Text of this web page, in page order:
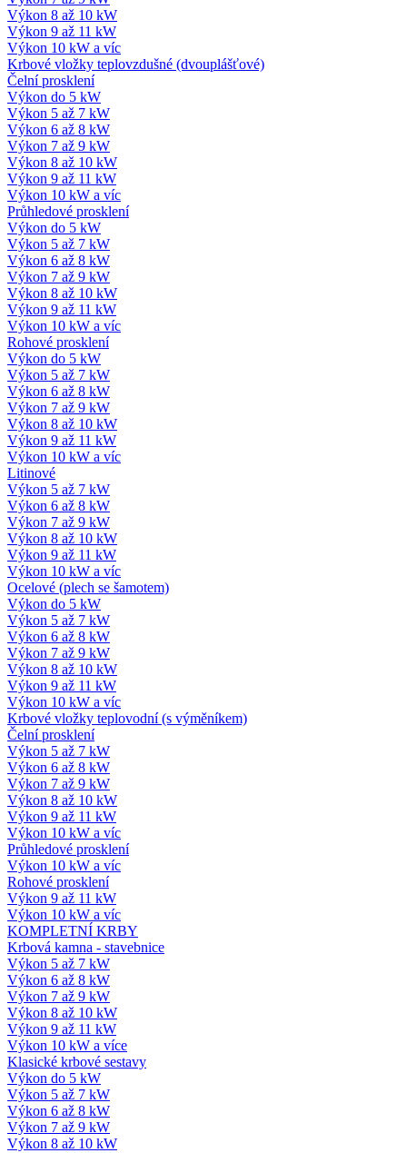
Výkon 8 až 10 kW
Výkon 9 až 11 kW
Výkon 10 kW a víc
Krbové vložky teplovzdušné (dvouplášťové)
Čelní prosklení
Výkon do 5 kW
Výkon 5 až 7 kW
Výkon 6 až 8 kW
Výkon 7 až 9 kW
Výkon 8 až 10 kW
Výkon 9 až 11 kW
Výkon 10 kW a víc
Průhledové prosklení
Výkon do 5 kW
Výkon 5 až 7 kW
Výkon 6 až 8 kW
Výkon 7 až 9 kW
Výkon 8 až 10 kW
Výkon 9 až 11 kW
Výkon 10 kW a víc
Rohové prosklení
Výkon do 5 kW
Výkon 5 až 7 kW
Výkon 6 až 8 kW
Výkon 7 až 9 kW
Výkon 8 až 10 kW
Výkon 9 až 11 kW
Výkon 10 kW a víc
Litinové
Výkon 5 až 7 kW
Výkon 6 až 8 kW
Výkon 7 až 9 kW
Výkon 8 až 10 kW
Výkon 9 až 11 kW
Výkon 10 kW a víc
Ocelové (plech se šamotem)
Výkon do 5 kW
Výkon 5 až 7 kW
Výkon 6 až 8 kW
Výkon 7 až 9 kW
Výkon 8 až 10 kW
Výkon 9 až 11 kW
Výkon 10 kW a víc
Krbové vložky teplovodní (s výměníkem)
Čelní prosklení
Výkon 5 až 7 kW
Výkon 6 až 8 kW
Výkon 7 až 9 kW
Výkon 8 až 10 kW
Výkon 9 až 11 kW
Výkon 10 kW a víc
Průhledové prosklení
Výkon 10 kW a víc
Rohové prosklení
Výkon 9 až 11 kW
Výkon 10 kW a víc
KOMPLETNÍ KRBY
Krbová kamna - stavebnice
Výkon 5 až 7 kW
Výkon 6 až 8 kW
Výkon 7 až 9 kW
Výkon 8 až 10 kW
Výkon 9 až 11 kW
Výkon 10 kW a více
Klasické krbové sestavy
Výkon do 5 kW
Výkon 5 až 7 kW
Výkon 6 až 8 kW
Výkon 7 až 9 kW
Výkon 8 až 10 kW